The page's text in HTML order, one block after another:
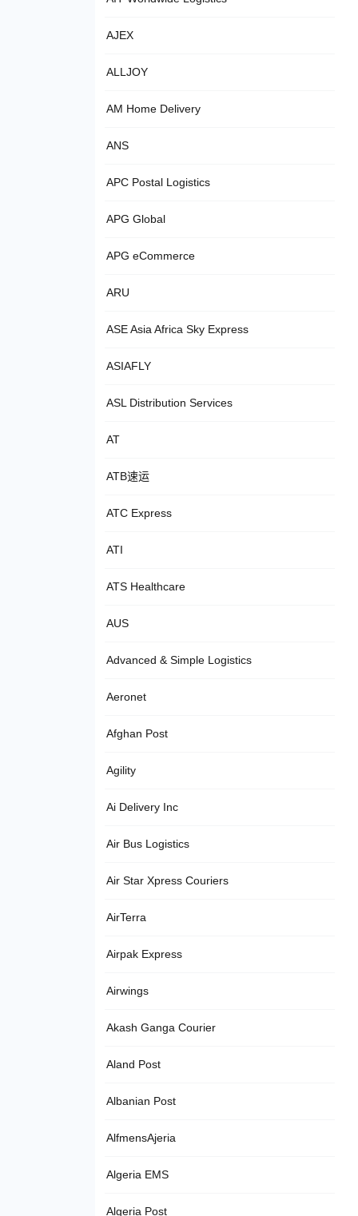
AJEX
ALLJOY
AM Home Delivery
ANS
APC Postal Logistics
APG Global
APG eCommerce
ARU
ASE Asia Africa Sky Express
ASIAFLY
ASL Distribution Services
AT
ATB速运
ATC Express
ATI
ATS Healthcare
AUS
Advanced & Simple Logistics
Aeronet
Afghan Post
Agility
Ai Delivery Inc
Air Bus Logistics
Air Star Xpress Couriers
AirTerra
Airpak Express
Airwings
Akash Ganga Courier
Aland Post
Albanian Post
AlfmensAjeria
Algeria EMS
Algeria Post